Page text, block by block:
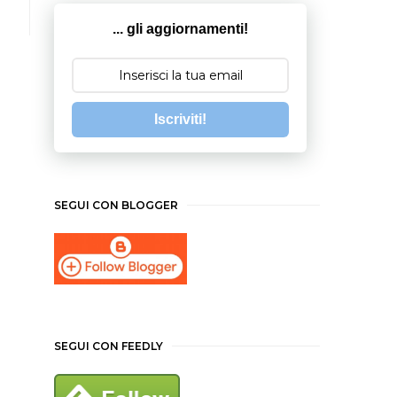
... gli aggiornamenti!
Iscriviti!
SEGUI CON BLOGGER
SEGUI CON FEEDLY